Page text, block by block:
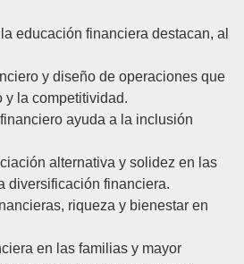
educación financiera destacan, al
y diseño de operaciones que
y la competitividad.
ayuda a la inclusión
alternativa y solidez en las
diversificación financiera.
riqueza y bienestar en
en las familias y mayor